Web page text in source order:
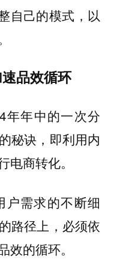
自己的模式，以
品效循环
年年中的一次分
秘诀，即利用内
商转化。
户需求的不断细
路径上，必须依
的循环。